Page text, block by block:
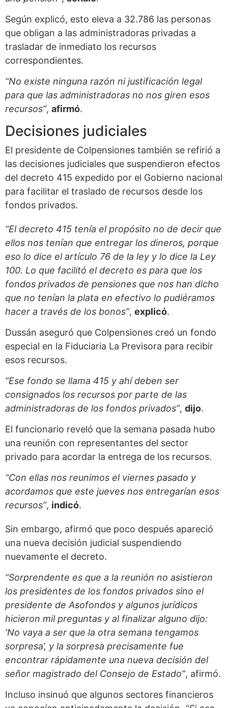
Según explicó, esto eleva a 32.786 las personas
que obligan a las administradoras privadas a
trasladar de inmediato los recursos
correspondientes.
“No existe ninguna razón ni justificación legal
para que las administradoras no nos giren esos
recursos”, afirmó.
Decisiones judiciales
El presidente de Colpensiones también se refirió a
las decisiones judiciales que suspendieron efectos
del decreto 415 expedido por el Gobierno nacional
para facilitar el traslado de recursos desde los
fondos privados.
“El decreto 415 tenía el propósito no de decir que
ellos nos tenían que entregar los dineros, porque
eso lo dice el artículo 76 de la ley y lo dice la Ley
100. Lo que facilitó el decreto es para que los
fondos privados de pensiones que nos han dicho
que no tenían la plata en efectivo lo pudiéramos
hacer a través de los bonos”, explicó.
Dussán aseguró que Colpensiones creó un fondo
especial en la Fiduciaria La Previsora para recibir
esos recursos.
“Ese fondo se llama 415 y ahí deben ser
consignados los recursos por parte de las
administradoras de los fondos privados”, dijo.
El funcionario reveló que la semana pasada hubo
una reunión con representantes del sector
privado para acordar la entrega de los recursos.
“Con ellas nos reunimos el viernes pasado y
acordamos que este jueves nos entregarían esos
recursos”, indicó.
Sin embargo, afirmó que poco después apareció
una nueva decisión judicial suspendiendo
nuevamente el decreto.
“Sorprendente es que a la reunión no asistieron
los presidentes de los fondos privados sino el
presidente de Asofondos y algunos jurídicos
hicieron mil preguntas y al finalizar alguno dijo:
‘No vaya a ser que la otra semana tengamos
sorpresa’, y la sorpresa precisamente fue
encontrar rápidamente una nueva decisión del
señor magistrado del Consejo de Estado”, afirmó.
Incluso insinuó que algunos sectores financieros